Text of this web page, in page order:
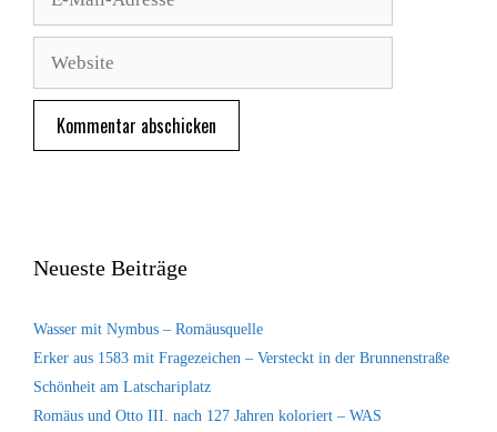
Adresse
Neueste Beiträge
Wasser mit Nymbus – Romäusquelle
Erker aus 1583 mit Fragezeichen – Versteckt in der Brunnenstraße
Schönheit am Latschariplatz
Romäus und Otto III. nach 127 Jahren koloriert – WAS